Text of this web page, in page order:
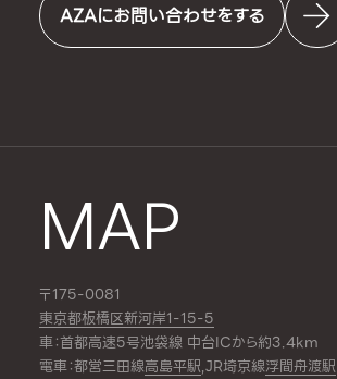
AZAにお問い合わせをする
MAP
〒175-0081
東京都板橋区新河岸1-15-5
車：首都高速5号池袋線 中台ICから約3.4km
電車：都営三田線高島平駅,JR埼京線浮間舟渡駅